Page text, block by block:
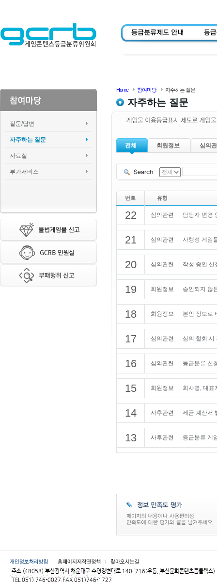
질문/답변
자주하는 질문
자료실
부가서비스
Home 참여마당 자주하는 질문
자주하는 질문
전체 회원정보 심의
번호 유형
22 심의관련 담당자 변경
21 심의관련 사행성 게임
20 심의관련 작성 중인 신
19 회원정보 승인되지 않
18 회원정보 본인 정보로
17 심의관련 심의 철회 시
16 심의관련 등급분류 신
15 회원정보 회사명, 대표
14 사후관련 세금 계산서
13 사후관련 등급분류 게